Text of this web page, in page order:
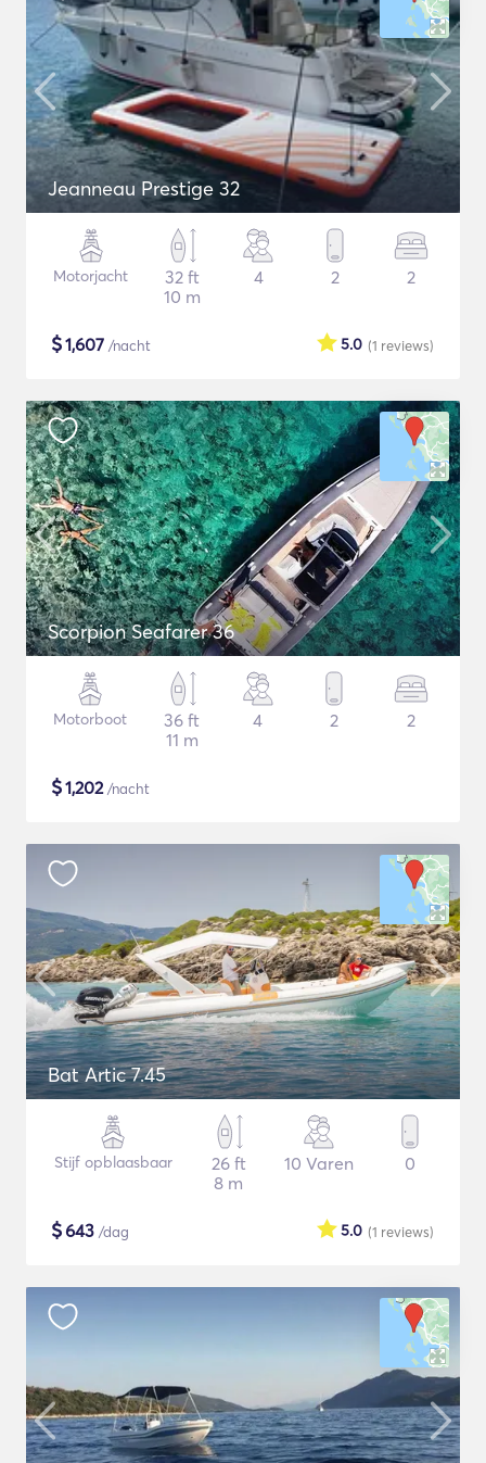
Jeanneau Prestige 32
Motorjacht
32 ft
10 m
4 2 2
$1,607 /nacht (1 reviews)
5.0
Scorpion Seafarer 36
Motorboot
36 ft
11 m
4 2 2
$1,202/nacht
Bat Artic 7.45
Stijf opblaasbaar
26 ft
8 m
10 Varen 0
$643 /dag (1 reviews)
5.0